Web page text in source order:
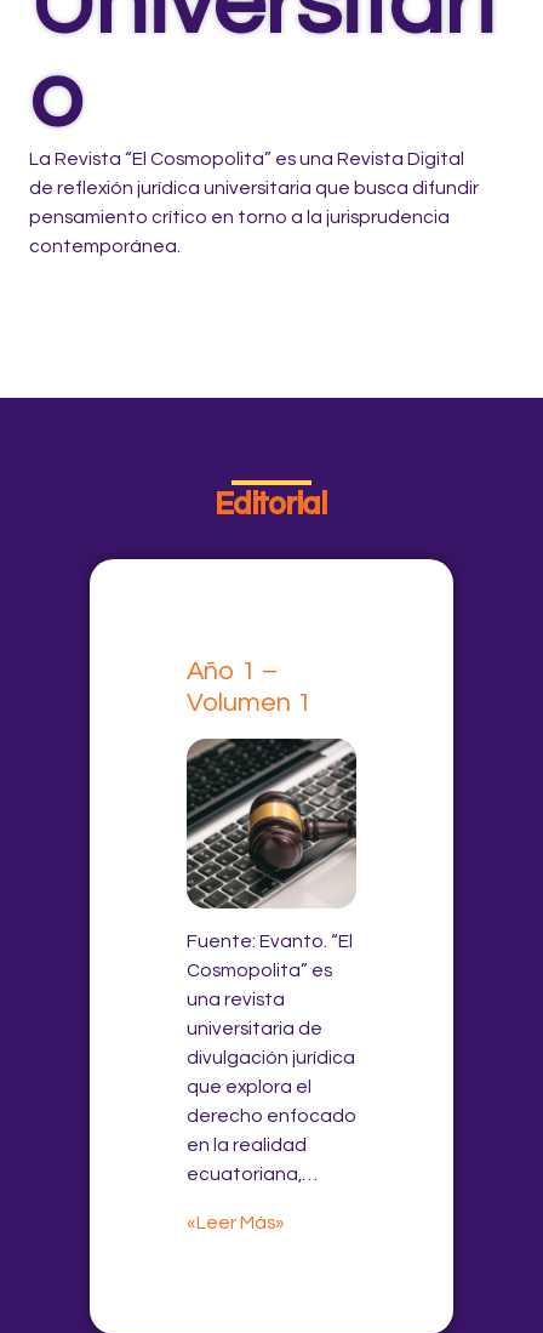
o
La Revista “El Cosmopolita” es una Revista Digital
de reflexión jurídica universitaria que busca difundir
pensamiento crítico en torno a la jurisprudencia
contemporánea.
Editorial
Año 1 –
Volumen 1
Fuente: Evanto. “El
Cosmopolita” es
una revista
universitaria de
divulgación jurídica
que explora el
derecho enfocado
en la realidad
ecuatoriana,…
«Leer Más»